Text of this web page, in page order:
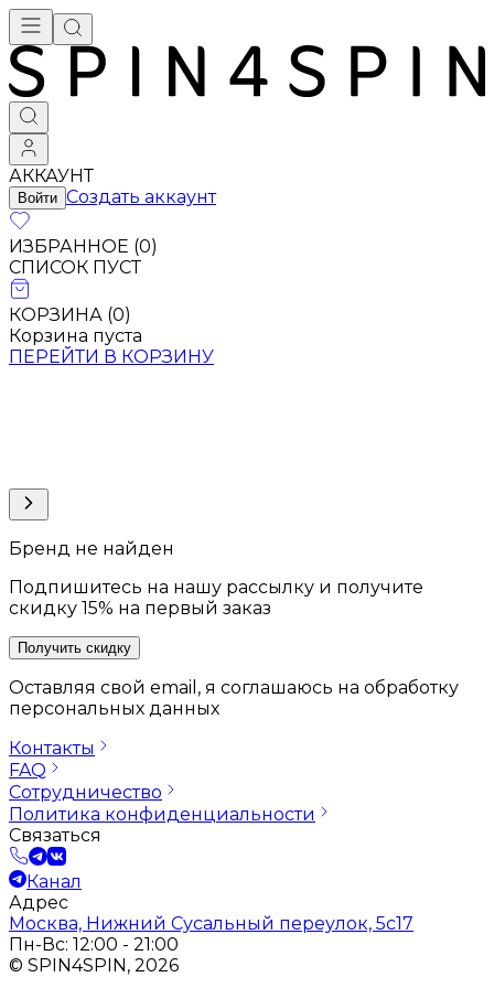
АККАУНТ
Войти Создать аккаунт
ИЗБРАННОЕ (0)
СПИСОК ПУСТ
КОРЗИНА (0)
Корзина пуста
ПЕРЕЙТИ В КОРЗИНУ
Бренд не найден
Подпишитесь на нашу рассылку и получите
скидку 15% на первый заказ
Получить скидку
Оставляя свой email, я соглашаюсь на обработку
персональных данных
Контакты
FAQ
Сотрудничество
Политика конфиденциальности
Связаться
Канал
Адрес
Москва, Нижний Сусальный переулок, 5с17
Пн-Вс: 12:00 - 21:00
© SPIN4SPIN, 2026
Брендовая одежда - купить в Москве